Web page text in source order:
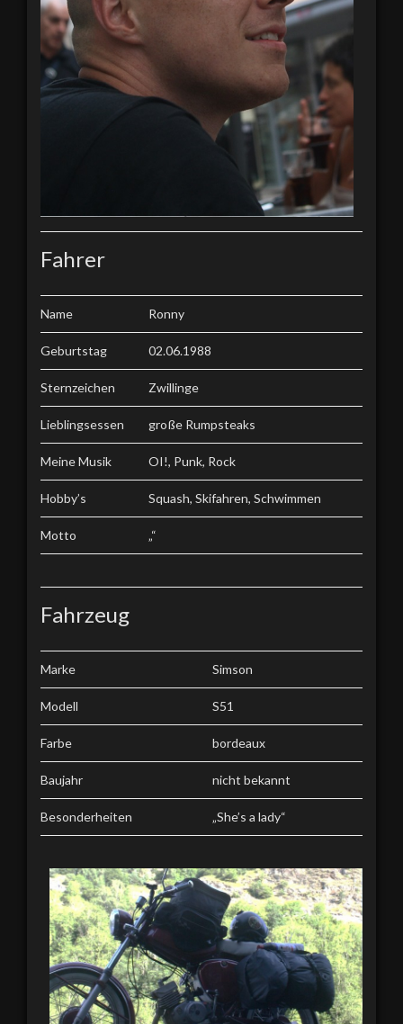
Fahrer
Name Ronny
Geburtstag 02.06.1988
Sternzeichen Zwillinge
Lieblingsessen große Rumpsteaks
Meine Musik OI!, Punk, Rock
Hobby’s Squash, Skifahren, Schwimmen
Motto „“
Fahrzeug
Marke Simson
Modell S51
Farbe bordeaux
Baujahr nicht bekannt
Besonderheiten „She’s a lady“